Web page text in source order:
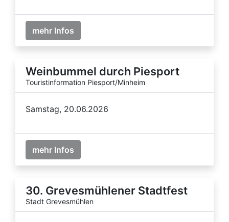
mehr Infos
Weinbummel durch Piesport
Touristinformation Piesport/Minheim
Samstag, 20.06.2026
mehr Infos
30. Grevesmühlener Stadtfest
Stadt Grevesmühlen